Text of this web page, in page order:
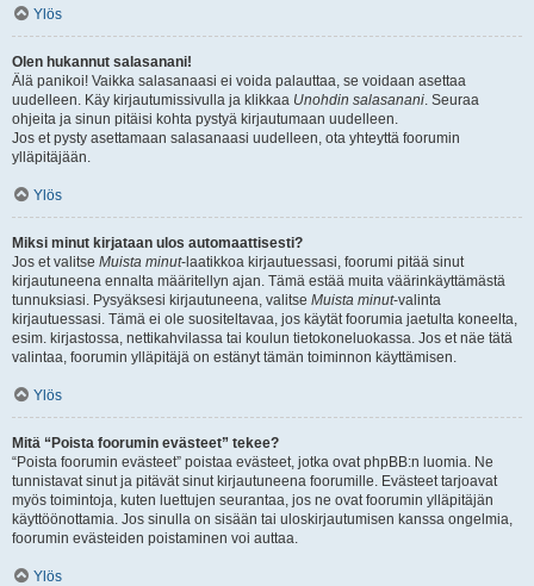
Ylös
Olen hukannut salasanani!
Älä panikoi! Vaikka salasanaasi ei voida palauttaa, se voidaan asettaa
uudelleen. Käy kirjautumissivulla ja klikkaa Unohdin salasanani. Seuraa
ohjeita ja sinun pitäisi kohta pystyä kirjautumaan uudelleen.
Jos et pysty asettamaan salasanaasi uudelleen, ota yhteyttä foorumin
ylläpitäjään.
Ylös
Miksi minut kirjataan ulos automaattisesti?
Jos et valitse Muista minut-laatikkoa kirjautuessasi, foorumi pitää sinut
kirjautuneena ennalta määritellyn ajan. Tämä estää muita väärinkäyttämästä
tunnuksiasi. Pysyäksesi kirjautuneena, valitse Muista minut-valinta
kirjautuessasi. Tämä ei ole suositeltavaa, jos käytät foorumia jaetulta koneelta,
esim. kirjastossa, nettikahvilassa tai koulun tietokoneluokassa. Jos et näe tätä
valintaa, foorumin ylläpitäjä on estänyt tämän toiminnon käyttämisen.
Ylös
Mitä “Poista foorumin evästeet” tekee?
“Poista foorumin evästeet” poistaa evästeet, jotka ovat phpBB:n luomia. Ne
tunnistavat sinut ja pitävät sinut kirjautuneena foorumille. Evästeet tarjoavat
myös toimintoja, kuten luettujen seurantaa, jos ne ovat foorumin ylläpitäjän
käyttöönottamia. Jos sinulla on sisään tai uloskirjautumisen kanssa ongelmia,
foorumin evästeiden poistaminen voi auttaa.
Ylös